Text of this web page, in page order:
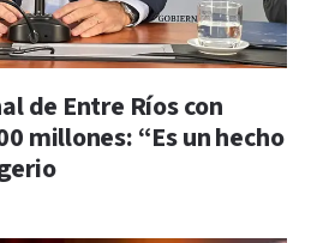
de Entre Ríos con
millones: “Es un hecho